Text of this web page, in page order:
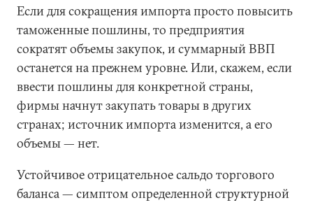
Если для сокращения импорта просто повысить
таможенные пошлины, то предприятия
сократят объемы закупок, и суммарный ВВП
останется на прежнем уровне. Или, скажем, если
ввести пошлины для конкретной страны,
фирмы начнут закупать товары в других
странах; источник импорта изменится, а его
объемы — нет.
Устойчивое отрицательное сальдо торгового
баланса — симптом определенной структурной